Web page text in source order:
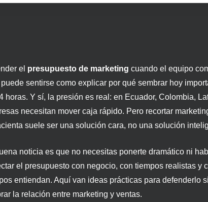
el presupuesto de marketing cuando el equipo
sentirse como explicar por qué sembrar hoy
horas. Y sí, la presión es real: en Ecuador, Colombia,
necesitan mover caja rápido. Pero recortar
suele ser una solución cara, no una solución
noticia es que no necesitas ponerte dramático ni
el presupuesto con negocio, con tiempos realistas y
entiendan. Aquí van ideas prácticas para defenderlo
la relación entre marketing y ventas.